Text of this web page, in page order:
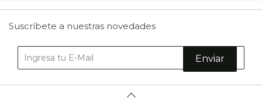
Suscríbete a nuestras novedades
Enviar